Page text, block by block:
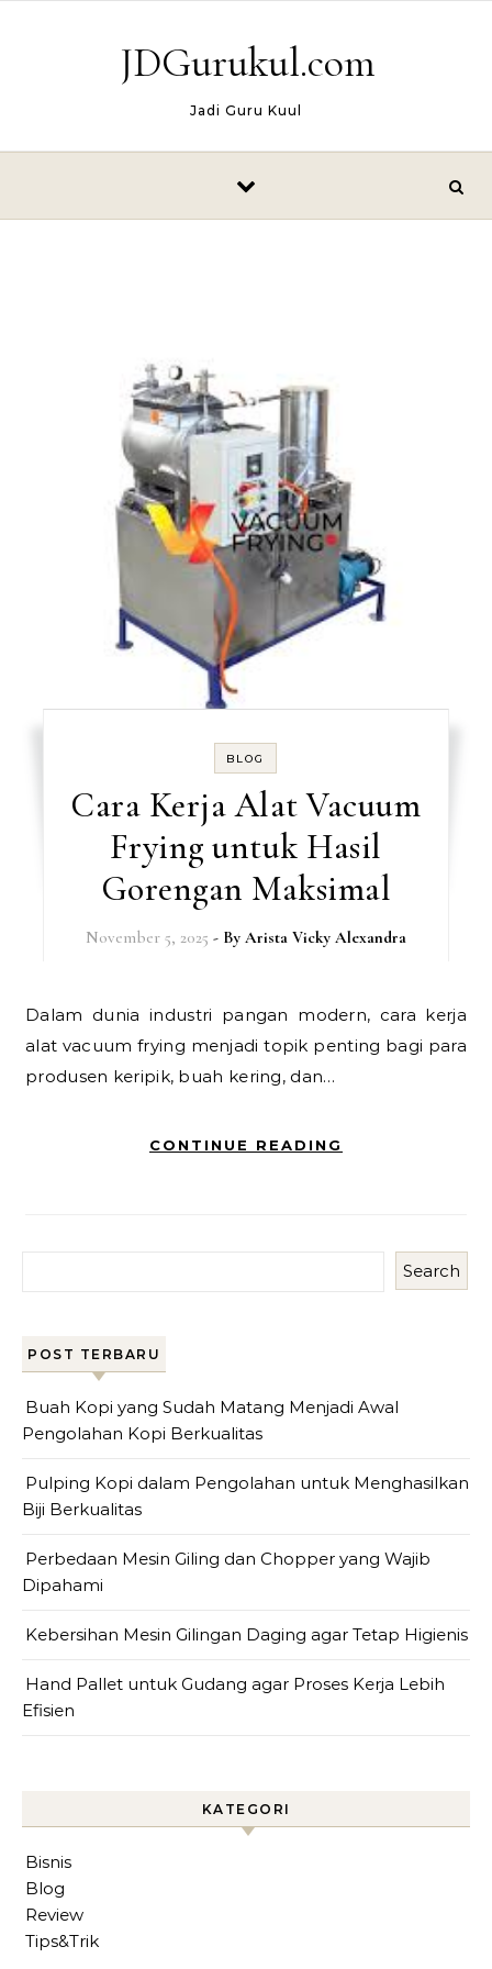
JDGurukul.com
Jadi Guru Kuul
BLOG
Cara Kerja Alat Vacuum
Frying untuk Hasil
Gorengan Maksimal
November 5, 2025 - By Arista Vicky Alexandra
Dalam dunia industri pangan modern, cara kerja
alat vacuum frying menjadi topik penting bagi para
produsen keripik, buah kering, dan…
CONTINUE READING
Search
POST TERBARU
Buah Kopi yang Sudah Matang Menjadi Awal
Pengolahan Kopi Berkualitas
Pulping Kopi dalam Pengolahan untuk Menghasilkan
Biji Berkualitas
Perbedaan Mesin Giling dan Chopper yang Wajib
Dipahami
Kebersihan Mesin Gilingan Daging agar Tetap Higienis
Hand Pallet untuk Gudang agar Proses Kerja Lebih
Efisien
KATEGORI
Bisnis
Blog
Review
Tips&Trik